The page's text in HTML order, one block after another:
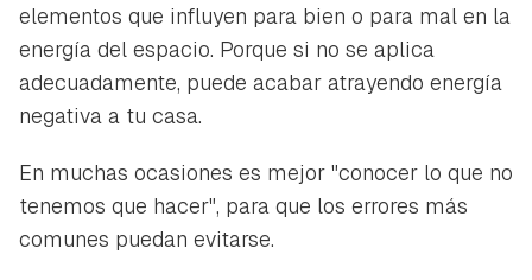
elementos que influyen para bien o para mal en la
energía del espacio. Porque si no se aplica
adecuadamente, puede acabar atrayendo energía
negativa a tu casa.
En muchas ocasiones es mejor "conocer lo que no
tenemos que hacer", para que los errores más
comunes puedan evitarse.